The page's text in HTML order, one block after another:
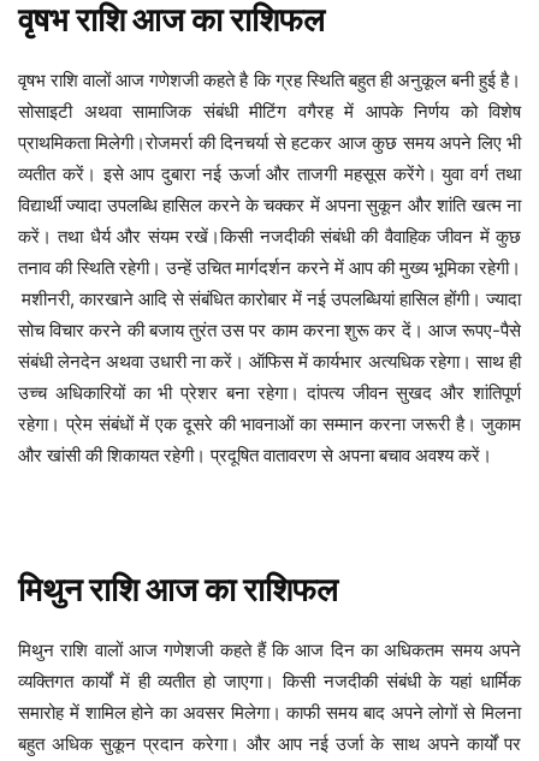
वृषभ राशि आज का राशिफल
वृषभ राशि वालों आज गणेशजी कहते है किग्रह स्थिति बहुत ही अनुकूल बनी हुई है।
सोसाइटी अथवा सामाजिक संबंधी मीटिंग वगैरह में आपके निर्णय को विशेष
प्राथमिकता मिलेगी।रोजमर्रा की दिनचर्या से हटकर आज कुछ समय अपने लिए भी
व्यतीत करें। इसे आप दुबारा नई ऊर्जा और ताजगी महसूस करेंगे। युवा वर्ग तथा
विद्यार्थी ज्यादा उपलब्धि हासिल करने के चक्कर में अपना सुकून और शांति खत्म ना
करें। तथा धैर्य और संयम रखें।किसी नजदीकी संबंधी की वैवाहिक जीवन में कुछ
तनाव की स्थिति रहेगी। उन्हें उचित मार्गदर्शन करने में आप की मुख्य भूमिका रहेगी।
मशीनरी, कारखाने आदि से संबंधित कारोबार में नई उपलब्धियां हासिल होंगी। ज्यादा
सोच विचार करने की बजाय तुरंत उस पर काम करना शुरू कर दें। आज रूपए-पैसे
संबंधी लेनदेन अथवा उधारी ना करें। ऑफिस में कार्यभार अत्यधिक रहेगा। साथ ही
उच्च अधिकारियों का भी प्रेशर बना रहेगा। दांपत्य जीवन सुखद और शांतिपूर्ण
रहेगा। प्रेम संबंधों में एक दूसरे की भावनाओं का सम्मान करना जरूरी है। जुकाम
और खांसी की शिकायत रहेगी। प्रदूषित वातावरण से अपना बचाव अवश्य करें।
मिथुन राशि आज का राशिफल
मिथुन राशि वालों आज गणेशजी कहते हैं किआज दिन का अधिकतम समय अपने
व्यक्तिगत कार्यों में ही व्यतीत हो जाएगा। किसी नजदीकी संबंधी के यहां धार्मिक
समारोह में शामिल होने का अवसर मिलेगा। काफी समय बाद अपने लोगों से मिलना
बहुत अधिक सुकून प्रदान करेगा। और आप नई उर्जा के साथ अपने कार्यों पर